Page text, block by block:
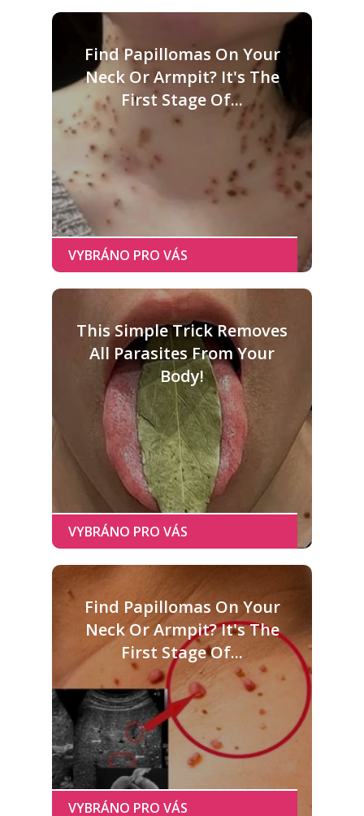
Find Papillomas On Your
Neck Or Armpit? It's The
First Stage Of...
This Simple Trick Removes
All Parasites From Your
Body!
Find Papillomas On Your
Neck Or Armpit? It's The
First Stage Of...